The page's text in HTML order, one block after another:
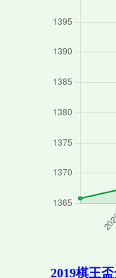
2019棋王